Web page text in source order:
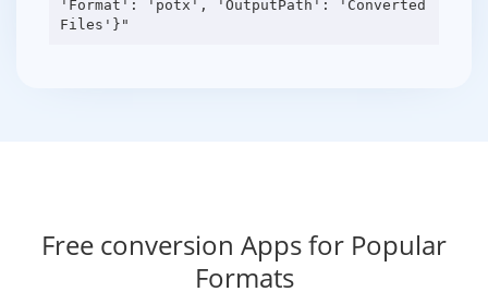
'Format': 'potx', 'OutputPath': 'Converted
Free conversion Apps for Popular
Formats